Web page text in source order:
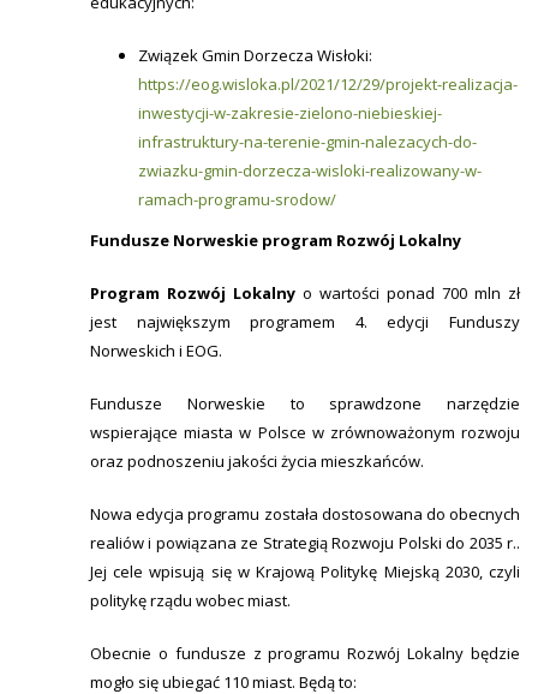
Związek Gmin Dorzecza Wisłoki:
https://eog.wisloka.pl/2021/12/29/projekt-realizacja-
inwestycji-w-zakresie-zielono-niebieskiej-
infrastruktury-na-terenie-gmin-nalezacych-do-
zwiazku-gmin-dorzecza-wisloki-realizowany-w-
ramach-programu-srodow/
Fundusze Norweskie program Rozwój Lokalny
Program Rozwój Lokalny o wartości ponad 700 mln zł
jest największym programem 4. edycji Funduszy
Norweskich i EOG.
Fundusze Norweskie to sprawdzone narzędzie
wspierające miasta w Polsce w zrównoważonym rozwoju
oraz podnoszeniu jakości życia mieszkańców.
Nowa edycja programu została dostosowana do obecnych
realiów i powiązana ze Strategią Rozwoju Polski do 2035 r..
Jej cele wpisują się w Krajową Politykę Miejską 2030, czyli
politykę rządu wobec miast.
Obecnie o fundusze z programu Rozwój Lokalny będzie
mogło się ubiegać 110 miast. Będą to: